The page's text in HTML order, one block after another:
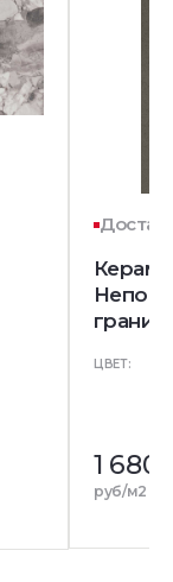
гранит)
ЦВЕТ:
1 680
руб/м2